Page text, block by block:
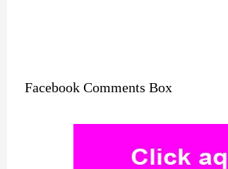
Facebook Comments Box